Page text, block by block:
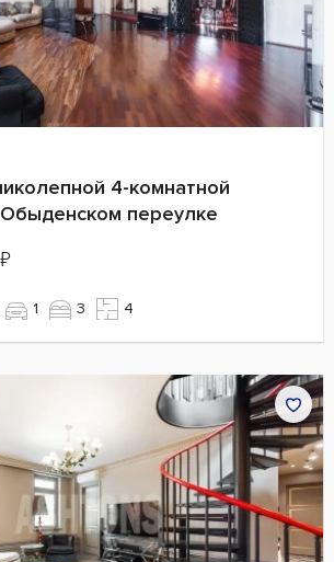
4-комнатной
переулке
₽
1 3 4